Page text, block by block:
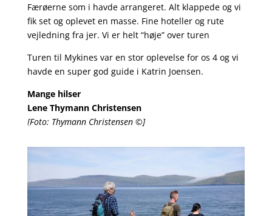
Færøerne som i havde arrangeret. Alt klappede og vi
fik set og oplevet en masse. Fine hoteller og rute
vejledning fra jer. Vi er helt “høje” over turen
Turen til Mykines var en stor oplevelse for os 4 og vi
havde en super god guide i Katrin Joensen.
Mange hilser
Lene Thymann Christensen
[Foto: Thymann Christensen ©]